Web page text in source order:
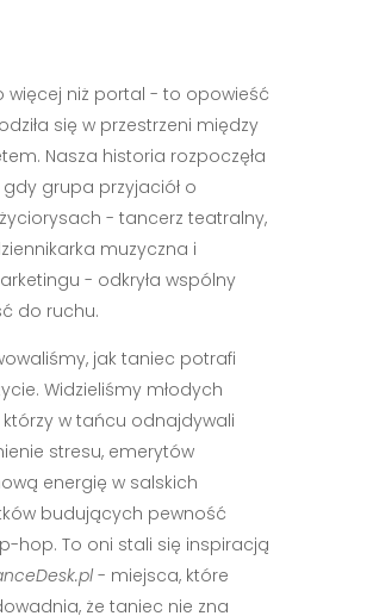
więcej niż portal - to opowieść
się w przestrzeni między
Nasza historia rozpoczęła
grupa przyjaciół o
- tancerz teatralny,
muzyczna i
- odkryła wspólny
do ruchu.
jak taniec potrafi
Widzieliśmy młodych
w tańcu odnajdywali
stresu, emerytów
energię w salskich
budujących pewność
hop. To oni stali się inspiracją
- miejsca, które
że taniec nie zna